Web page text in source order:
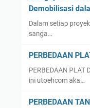
Demobilisasi
Dalam setiap
sanga…
PERBEDAAN
PERBEDAAN PLAT
ini utoehcom aka…
PERBEDAAN